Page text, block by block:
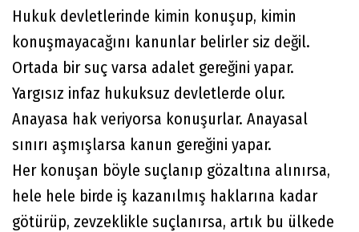
Hukuk devletlerinde kimin konuşup, kimin
konuşmayacağını kanunlar belirler siz değil.
Ortada bir suç varsa adalet gereğini yapar.
Yargısız infaz hukuksuz devletlerde olur.
Anayasa hak veriyorsa konuşurlar. Anayasal
sınırı aşmışlarsa kanun gereğini yapar.
Her konuşan böyle suçlanıp gözaltına alınırsa,
hele hele birde iş kazanılmış haklarına kadar
götürüp, zevzeklikle suçlanırsa, artık bu ülkede